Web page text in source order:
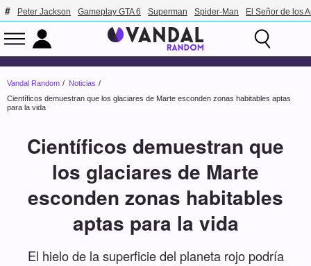
Peter Jackson Gameplay GTA 6 Superman Spider-Man El Señor de los
Vandal Random
Noticias
Científicos demuestran que los glaciares de Marte esconden zonas habitables aptas
para la vida
Científicos demuestran que
los glaciares de Marte
esconden zonas habitables
aptas para la vida
El hielo de la superficie del planeta rojo podría